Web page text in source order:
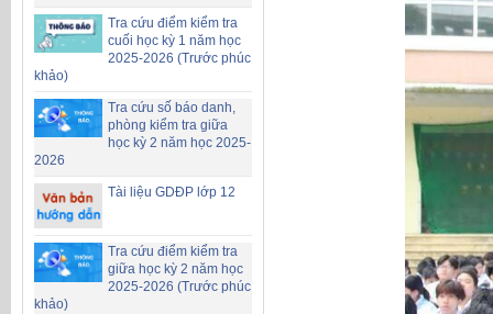
Tra cứu điểm kiểm tra
cuối học kỳ 1 năm học
2025-2026 (Trước phúc
khảo)
Tra cứu số báo danh,
phòng kiểm tra giữa
học kỳ 2 năm học 2025-
2026
Tài liệu GDĐP lớp 12
Tra cứu điểm kiểm tra
giữa học kỳ 2 năm học
2025-2026 (Trước phúc
khảo)